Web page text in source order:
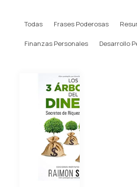
Todas Frases Poderosas
Finanzas Personales Desarrollo